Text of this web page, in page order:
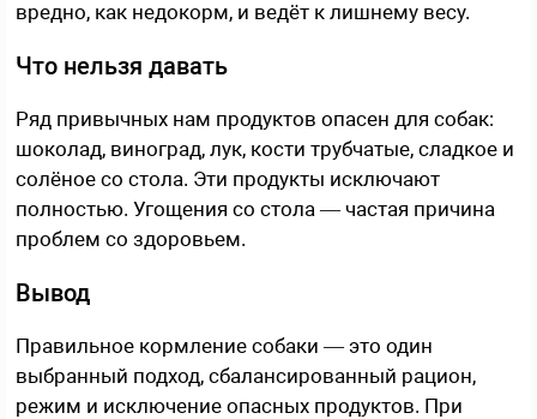
вредно, как недокорм, и ведёт к лишнему весу.
Что нельзя давать
Ряд привычных нам продуктов опасен для собак:
шоколад, виноград, лук, кости трубчатые, сладкое и
солёное со стола. Эти продукты исключают
полностью. Угощения со стола — частая причина
проблем со здоровьем.
Вывод
Правильное кормление собаки — это один
выбранный подход, сбалансированный рацион,
режим и исключение опасных продуктов. При